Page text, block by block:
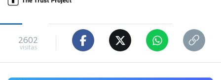
2602
visitas